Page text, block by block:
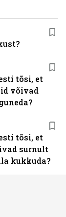
tõsi, et
võivad
tõsi, et
surnult
kukkuda?